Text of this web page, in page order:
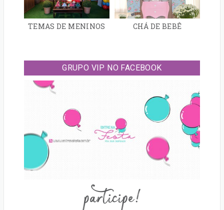
TEMAS DE MENINOS CHÁ DE BEBÊ
GRUPO VIP NO FACEBOOK
participe!